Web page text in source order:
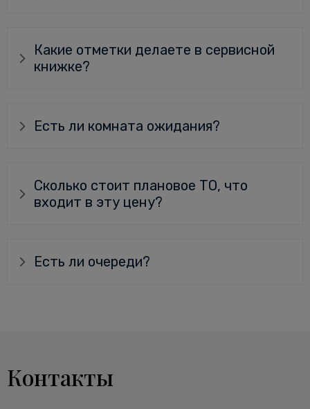
Какие отметки делаете в сервисной
книжке?
Есть ли комната ожидания?
Сколько стоит плановое ТО, что
входит в эту цену?
Есть ли очереди?
Контакты